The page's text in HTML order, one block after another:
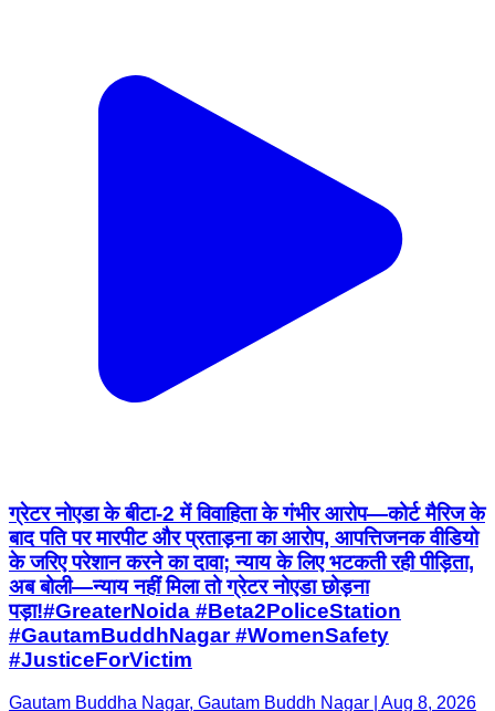
ग्रेटर नोएडा के बीटा-2 में विवाहिता के गंभीर आरोप—कोर्ट मैरिज के
बाद पति पर मारपीट और प्रताड़ना का आरोप, आपत्तिजनक वीडियो
के जरिए परेशान करने का दावा; न्याय के लिए भटकती रही पीड़िता,
अब बोली—न्याय नहीं मिला तो ग्रेटर नोएडा छोड़ना
पड़ा!#GreaterNoida #Beta2PoliceStation
#GautamBuddhNagar #WomenSafety
#JusticeForVictim
Gautam Buddha Nagar, Gautam Buddh Nagar | Aug 8, 2026